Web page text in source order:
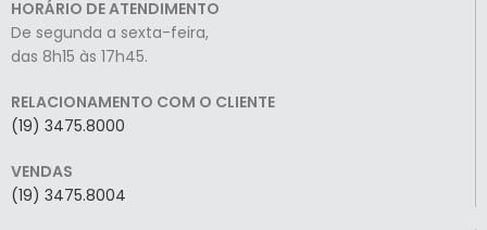
HORÁRIO DE ATENDIMENTO
De segunda a sexta-feira,
das 8h15 às 17h45.
RELACIONAMENTO COM O CLIENTE
(19) 3475.8000
VENDAS
(19) 3475.8004